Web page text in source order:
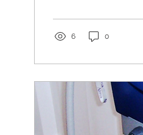
TAMBIÉN la
6 0